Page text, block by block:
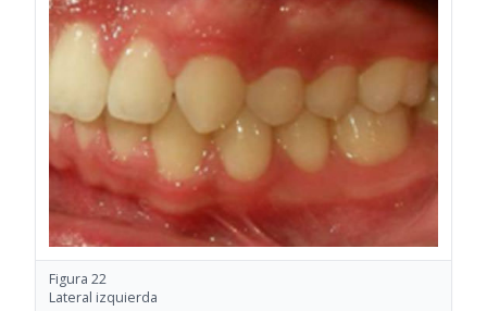
Figura 22
Lateral izquierda